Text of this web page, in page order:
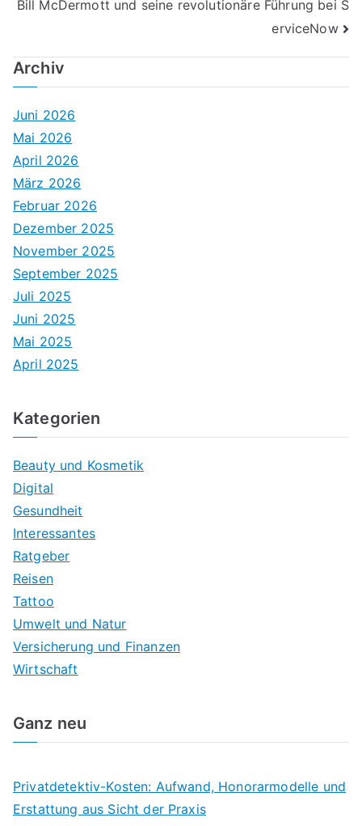
Bill McDermott und seine revolutionäre Führung bei S
erviceNow
Archiv
Juni 2026
Mai 2026
April 2026
März 2026
Februar 2026
Dezember 2025
November 2025
September 2025
Juli 2025
Juni 2025
Mai 2025
April 2025
Kategorien
Beauty und Kosmetik
Digital
Gesundheit
Interessantes
Ratgeber
Reisen
Tattoo
Umwelt und Natur
Versicherung und Finanzen
Wirtschaft
Ganz neu
Privatdetektiv-Kosten: Aufwand, Honorarmodelle und
Erstattung aus Sicht der Praxis